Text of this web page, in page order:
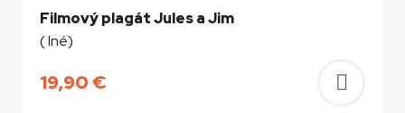
Filmový plagát Jules a Jim
( Iné)
19,90€
Pridať